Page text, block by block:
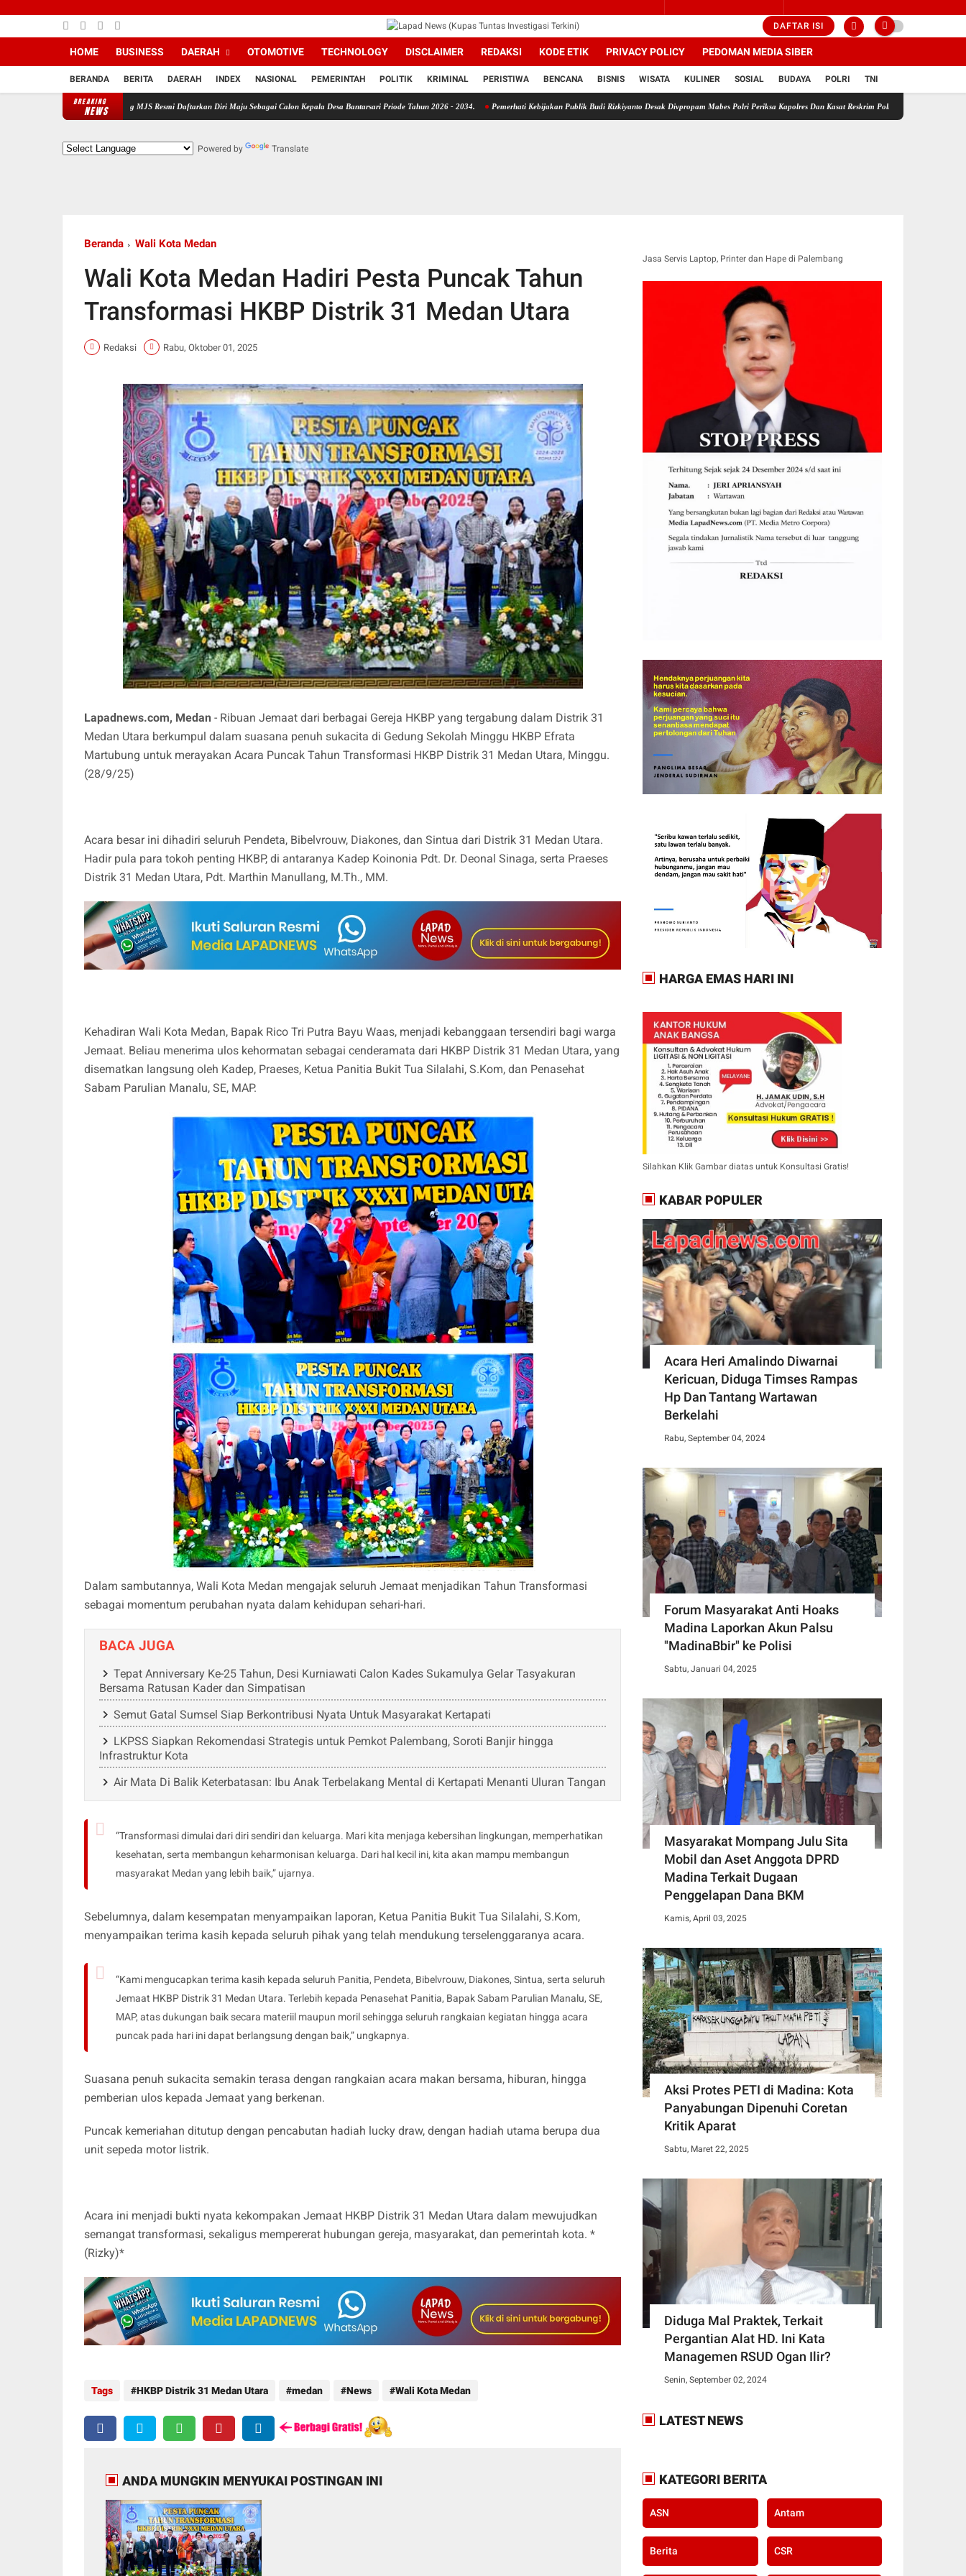
DAFTAR ISI
HOME BUSINESS DAERAH OTOMOTIVE TECHNOLOGY DISCLAIMER REDAKSI KODE ETIK PRIVACY POLICY PEDOMAN MEDIA SIBER
BERANDA BERITA DAERAH INDEX NASIONAL PEMERINTAH POLITIK KRIMINAL PERISTIWA BENCANA BISNIS WISATA KULINER SOSIAL BUDAYA POLRI TNI
BREAKING
NEWS
Besar dan Pendukung MJS Resmi Daftarkan Diri Maju Sebagai Calon Kepala Desa Bantarsari Priode Tahun 2026 - 2034. Pemerhati Kebijakan Publik Budi Rizkiyanto Desak Divpropam Mabes Polri Periksa Kapolres Dan Kasat Reskrim Polres Sragen Transparansi Adalah
Powered by Translate
Beranda Wali Kota Medan
Wali Kota Medan Hadiri Pesta Puncak Tahun
Transformasi HKBP Distrik 31 Medan Utara
Redaksi Rabu, Oktober 01, 2025
Lapadnews.com, Medan - Ribuan Jemaat dari berbagai Gereja HKBP yang tergabung dalam Distrik 31
Medan Utara berkumpul dalam suasana penuh sukacita di Gedung Sekolah Minggu HKBP Efrata
Martubung untuk merayakan Acara Puncak Tahun Transformasi HKBP Distrik 31 Medan Utara, Minggu.
(28/9/25)
Acara besar ini dihadiri seluruh Pendeta, Bibelvrouw, Diakones, dan Sintua dari Distrik 31 Medan Utara.
Hadir pula para tokoh penting HKBP, di antaranya Kadep Koinonia Pdt. Dr. Deonal Sinaga, serta Praeses
Distrik 31 Medan Utara, Pdt. Marthin Manullang, M.Th., MM.
Kehadiran Wali Kota Medan, Bapak Rico Tri Putra Bayu Waas, menjadi kebanggaan tersendiri bagi warga
Jemaat. Beliau menerima ulos kehormatan sebagai cenderamata dari HKBP Distrik 31 Medan Utara, yang
disematkan langsung oleh Kadep, Praeses, Ketua Panitia Bukit Tua Silalahi, S.Kom, dan Penasehat
Sabam Parulian Manalu, SE, MAP.
Dalam sambutannya, Wali Kota Medan mengajak seluruh Jemaat menjadikan Tahun Transformasi
sebagai momentum perubahan nyata dalam kehidupan sehari-hari.
BACA JUGA
Tepat Anniversary Ke-25 Tahun, Desi Kurniawati Calon Kades Sukamulya Gelar Tasyakuran
Bersama Ratusan Kader dan Simpatisan
Semut Gatal Sumsel Siap Berkontribusi Nyata Untuk Masyarakat Kertapati
LKPSS Siapkan Rekomendasi Strategis untuk Pemkot Palembang, Soroti Banjir hingga
Infrastruktur Kota
Air Mata Di Balik Keterbatasan: Ibu Anak Terbelakang Mental di Kertapati Menanti Uluran Tangan
“Transformasi dimulai dari diri sendiri dan keluarga. Mari kita menjaga kebersihan lingkungan, memperhatikan
kesehatan, serta membangun keharmonisan keluarga. Dari hal kecil ini, kita akan mampu membangun
masyarakat Medan yang lebih baik,” ujarnya.
Sebelumnya, dalam kesempatan menyampaikan laporan, Ketua Panitia Bukit Tua Silalahi, S.Kom,
menyampaikan terima kasih kepada seluruh pihak yang telah mendukung terselenggaranya acara.
“Kami mengucapkan terima kasih kepada seluruh Panitia, Pendeta, Bibelvrouw, Diakones, Sintua, serta seluruh
Jemaat HKBP Distrik 31 Medan Utara. Terlebih kepada Penasehat Panitia, Bapak Sabam Parulian Manalu, SE,
MAP, atas dukungan baik secara materiil maupun moril sehingga seluruh rangkaian kegiatan hingga acara
puncak pada hari ini dapat berlangsung dengan baik,” ungkapnya.
Suasana penuh sukacita semakin terasa dengan rangkaian acara makan bersama, hiburan, hingga
pemberian ulos kepada Jemaat yang berkenan.
Puncak kemeriahan ditutup dengan pencabutan hadiah lucky draw, dengan hadiah utama berupa dua
unit sepeda motor listrik.
Acara ini menjadi bukti nyata kekompakan Jemaat HKBP Distrik 31 Medan Utara dalam mewujudkan
semangat transformasi, sekaligus mempererat hubungan gereja, masyarakat, dan pemerintah kota. *
(Rizky)*
Tags HKBP Distrik 31 Medan Utara medan News Wali Kota Medan
ANDA MUNGKIN MENYUKAI POSTINGAN INI
Jasa Servis Laptop, Printer dan Hape di Palembang
HARGA EMAS HARI INI
Silahkan Klik Gambar diatas untuk Konsultasi Gratis!
KABAR POPULER
Acara Heri Amalindo Diwarnai
Kericuan, Diduga Timses Rampas
Hp Dan Tantang Wartawan
Berkelahi
Rabu, September 04, 2024
Forum Masyarakat Anti Hoaks
Madina Laporkan Akun Palsu
"MadinaBbir" ke Polisi
Sabtu, Januari 04, 2025
Masyarakat Mompang Julu Sita
Mobil dan Aset Anggota DPRD
Madina Terkait Dugaan
Penggelapan Dana BKM
Kamis, April 03, 2025
Aksi Protes PETI di Madina: Kota
Panyabungan Dipenuhi Coretan
Kritik Aparat
Sabtu, Maret 22, 2025
Diduga Mal Praktek, Terkait
Pergantian Alat HD. Ini Kata
Managemen RSUD Ogan Ilir?
Senin, September 02, 2024
LATEST NEWS
KATEGORI BERITA
ASN Antam
Berita CSR